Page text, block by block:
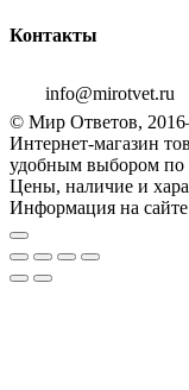
Контакты
info@mirotvet.ru
© Мир Ответов,
Интернет-магазин
удобным выбором по
Цены, наличие и
Информация на